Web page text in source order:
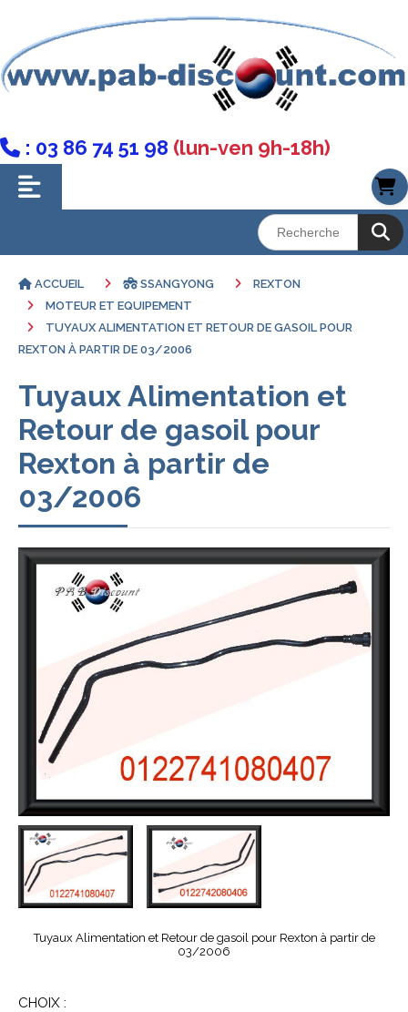
 : 03 86 74 51 98 (lun-ven 9h-18h)
ACCUEIL SSANGYONG
REXTON
MOTEUR ET EQUIPEMENT
TUYAUX ALIMENTATION ET RETOUR DE GASOIL POUR
REXTON À PARTIR DE 03/2006
Tuyaux Alimentation et
Retour de gasoil pour
Rexton à partir de
03/2006
Tuyaux Alimentation et Retour de gasoil pour Rexton à partir de
03/2006
CHOIX :